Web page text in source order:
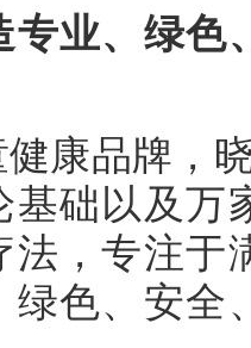
、绿色
品牌，晓
基础以及万
法，专注于
绿色、安全